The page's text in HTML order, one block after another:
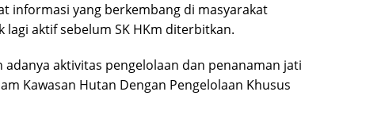
informasi yang berkembang di masyarakat
aktif sebelum SK HKm diterbitkan.
aktivitas pengelolaan dan penanaman jati
Kawasan Hutan Dengan Pengelolaan Khusus